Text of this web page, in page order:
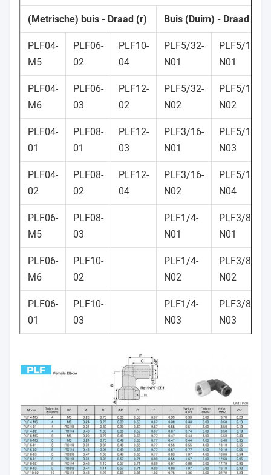
(Metrische) buis - Draad (r) Buis (Duim) - Draad
PLF04-
M5
PLF06-
02
PLF10-
04
PLF5/32-
N01
PLF5/16-
N01
PLF04-
M6
PLF06-
03
PLF12-
02
PLF5/32-
N02
PLF5/16-
N02
PLF04-
01
PLF08-
01
PLF12-
03
PLF3/16-
N01
PLF5/16-
N03
PLF04-
02
PLF08-
02
PLF12-
04
PLF3/16-
N02
PLF5/16-
N04
PLF06-
M5
PLF08-
03
PLF1/4-
N01
PLF3/8-
N01
PLF06-
M6
PLF10-
02
PLF1/4-
N02
PLF3/8-
N02
PLF06-
01
PLF10-
03
PLF1/4-
N03
PLF3/8-
N03